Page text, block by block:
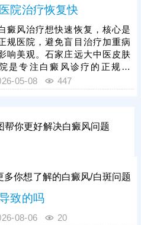
行巩固治疗，维持疗
，有多样化的治疗方法，得到
者青睐。石家庄远大医院治白
范流程，先诊后治、一人一
对祛白，复色效果得到验证;治
重视中医调理，着眼于病因，
外的改善机体环境，清除病
低白斑反复发作的风险。
院治疗恢复快
癜风治疗想快速恢复，核心是
规医院，避免盲目治疗加重病
响美观。石家庄远大中医皮肤
是专注白癜风诊疗的正规机
有效助力面部白斑快速恢复。
对面部白斑的特殊性，采用美
安全性高。治疗期间，医生会
05-08 447
帮你更好解决白癜风问题
多你想了解的白癜风/白斑问题
致的吗
08-06 20